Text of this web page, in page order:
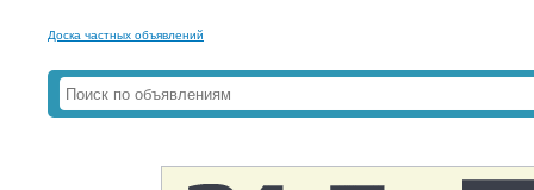
Доска частных объявлений